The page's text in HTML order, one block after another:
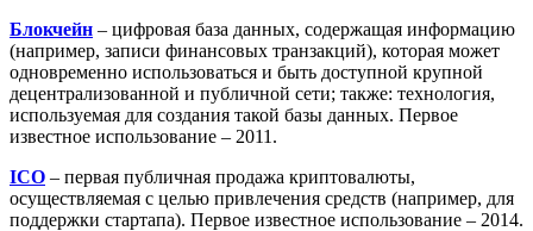
Блокчейн – цифровая база данных, содержащая информацию
(например, записи финансовых транзакций), которая может
одновременно использоваться и быть доступной крупной
децентрализованной и публичной сети; также: технология,
используемая для создания такой базы данных. Первое
известное использование – 2011.
ICO – первая публичная продажа криптовалюты,
осуществляемая с целью привлечения средств (например, для
поддержки стартапа). Первое известное использование – 2014.